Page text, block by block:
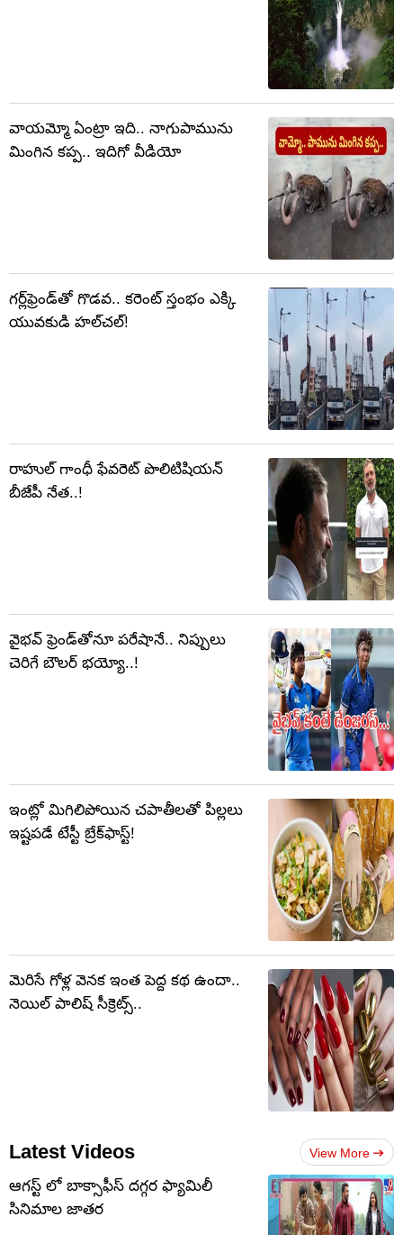
వాయమ్మో ఏంట్రా ఇది.. నాగుపామును
మింగిన కప్ప.. ఇదిగో వీడియో
గర్ల్‌ఫ్రెండ్‌తో గొడవ.. కరెంట్ స్తంభం ఎక్కి
యువకుడి హల్‌చల్!
రాహుల్ గాంధీ ఫేవరెట్ పొలిటిషియన్
బీజేపీ నేత..!
వైభవ్ ఫ్రెండ్‌తోనూ పరేషానే.. నిప్పులు
చెరిగే బౌలర్‌ భయ్యో..!
ఇంట్లో మిగిలిపోయిన చపాతీలతో పిల్లలు
ఇష్టపడే టేస్టీ బ్రేక్‌ఫాస్ట్!
మెరిసే గోళ్ల వెనక ఇంత పెద్ద కథ ఉందా..
నెయిల్ పాలిష్ సీక్రెట్స్..
Latest Videos View More
ఆగస్ట్ లో బాక్సాఫీస్ దగ్గర ఫ్యామిలీ
సినిమాల జాతర